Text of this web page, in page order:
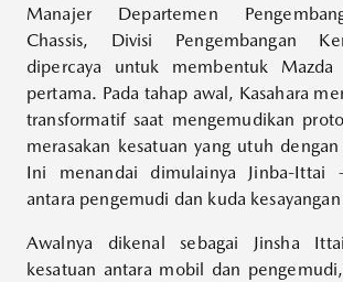
Manajer Departemen
Chassis, Divisi Pengembangan
dipercaya untuk membentuk Mazda
pertama. Pada tahap awal, Kasahara
transformatif saat mengemudikan
merasakan kesatuan yang utuh
Ini menandai dimulainya Jinba-
antara pengemudi dan kuda
Awalnya dikenal sebagai Jinsha
kesatuan antara mobil dan